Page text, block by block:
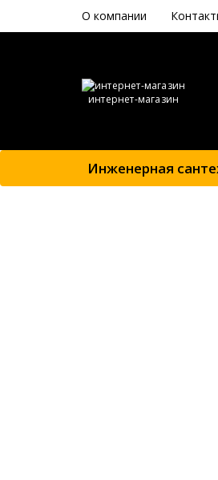
О компании
интернет-магазин
Инженерная